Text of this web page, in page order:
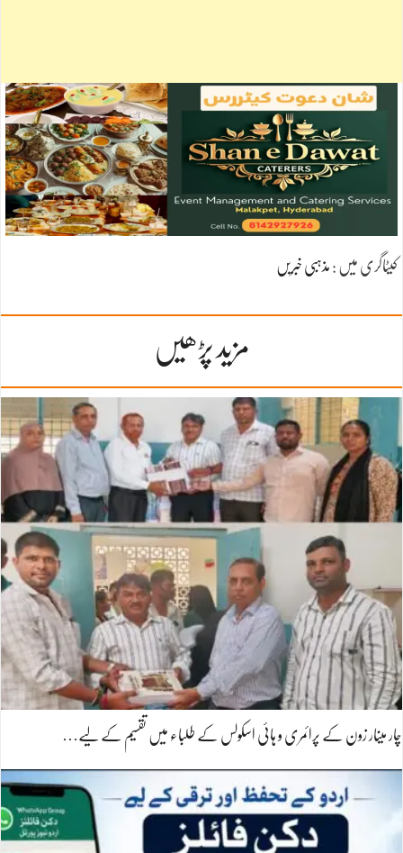
کیٹاگری میں : مذہبی خبریں
مزید پڑھیں
چار مینار زون کے پرائمری و ہائی اسکولس کے طلباء میں تقسیم کے لیے…